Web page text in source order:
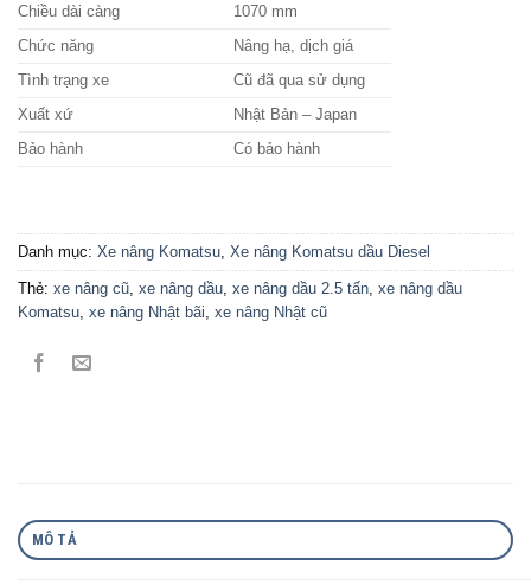
Chiều dài càng
1070 mm
Chức năng
Nâng hạ, dịch giá
Tình trạng xe
Cũ đã qua sử dụng
Xuất xứ
Nhật Bản – Japan
Bảo hành
Có bảo hành
Danh mục: Xe nâng Komatsu Xe nâng Komatsu dầu Diesel
Thẻ: xe nâng cũ xe nâng dầu xe nâng dầu 2.5 tấn xe nâng dầu
Komatsu xe nâng Nhật bãi xe nâng Nhật cũ
MÔ TẢ